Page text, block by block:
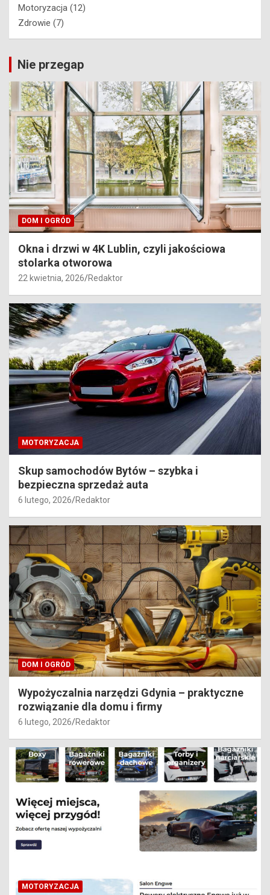
Motoryzacja (12)
Zdrowie (7)
Nie przegap
DOM I OGRÓD
Okna i drzwi w 4K Lublin, czyli jakościowa
stolarka otworowa
22 kwietnia, 2026 Redaktor
MOTORYZACJA
Skup samochodów Bytów – szybka i
bezpieczna sprzedaż auta
6 lutego, 2026 Redaktor
DOM I OGRÓD
Wypożyczalnia narzędzi Gdynia – praktyczne
rozwiązanie dla domu i firmy
6 lutego, 2026 Redaktor
MOTORYZACJA